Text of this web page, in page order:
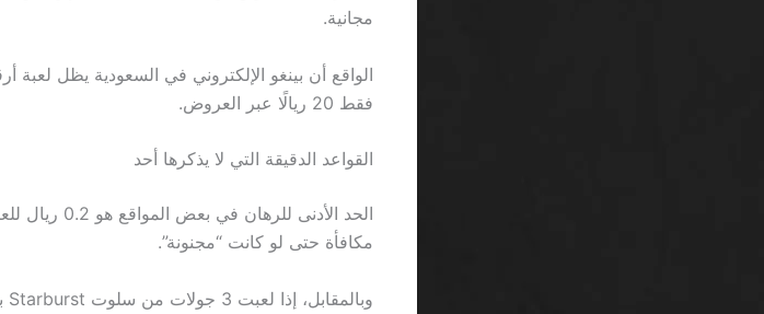
مجانية.
فقط 20 ريالًا عبر العروض.
القواعد الدقيقة التي لا يذكرها أحد
مكافأة حتى لو كانت “مجنونة”.